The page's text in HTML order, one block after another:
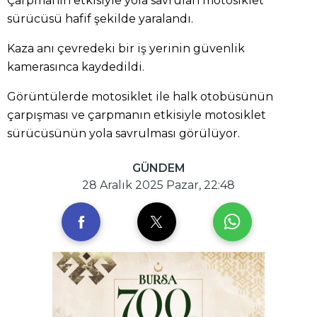
sürücüsü hafif şekilde yaralandı.
Kaza anı çevredeki bir iş yerinin güvenlik
kamerasınca kaydedildi.
Görüntülerde motosiklet ile halk otobüsünün
çarpışması ve çarpmanın etkisiyle motosiklet
sürücüsünün yola savrulması görülüyor.
GÜNDEM
28 Aralık 2025 Pazar, 22:48